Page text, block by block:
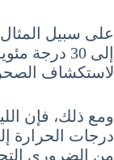
على سبيل
إلى 30
لاستكشاف
ومع ذلك، فإن
من الضروري